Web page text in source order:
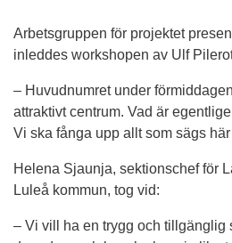
Arbetsgruppen för projektet
inleddes workshopen av Ulf
– Huvudnumret under
attraktivt centrum. Vad är
Vi ska fånga upp allt som sägs
Helena Sjaunja, sektionschef för
Luleå kommun, tog vid:
– Vi vill ha en trygg och tillgänglig